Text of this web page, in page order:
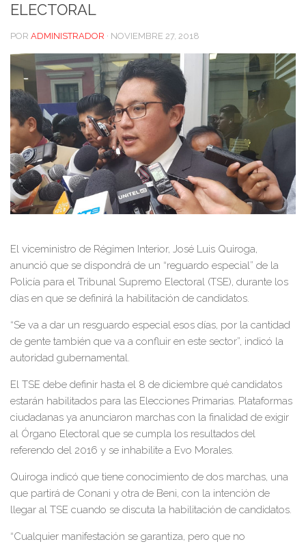
ELECTORAL
POR ADMINISTRADOR · NOVIEMBRE 27, 2018
El viceministro de Régimen Interior, José Luis Quiroga,
anunció que se dispondrá de un “reguardo especial” de la
Policía para el Tribunal Supremo Electoral (TSE), durante los
días en que se definirá la habilitación de candidatos.
“Se va a dar un resguardo especial esos días, por la cantidad
de gente también que va a confluir en este sector”, indicó la
autoridad gubernamental.
El TSE debe definir hasta el 8 de diciembre qué candidatos
estarán habilitados para las Elecciones Primarias. Plataformas
ciudadanas ya anunciaron marchas con la finalidad de exigir
al Órgano Electoral que se cumpla los resultados del
referendo del 2016 y se inhabilite a Evo Morales.
Quiroga indicó que tiene conocimiento de dos marchas, una
que partirá de Conani y otra de Beni, con la intención de
llegar al TSE cuando se discuta la habilitación de candidatos.
“Cualquier manifestación se garantiza, pero que no